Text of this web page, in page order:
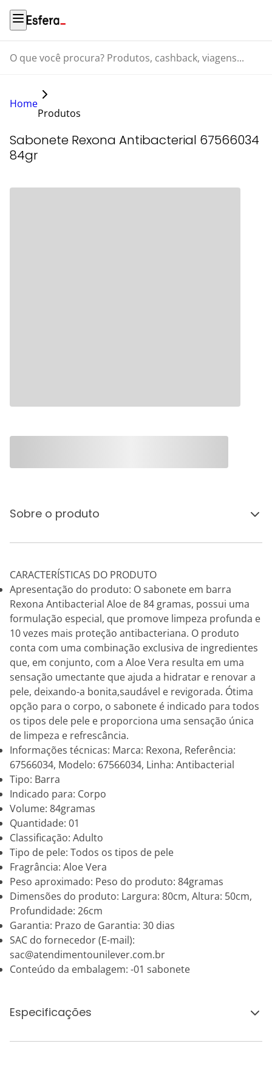
O que você procura? Produtos, cashback, viagens...
Home
Produtos
Sabonete Rexona Antibacterial 67566034
84gr
Sobre o produto
CARACTERÍSTICAS DO PRODUTO
Apresentação do produto: O sabonete em barra
Rexona Antibacterial Aloe de 84 gramas, possui uma
formulação especial, que promove limpeza profunda e
10 vezes mais proteção antibacteriana. O produto
conta com uma combinação exclusiva de ingredientes
que, em conjunto, com a Aloe Vera resulta em uma
sensação umectante que ajuda a hidratar e renovar a
pele, deixando-a bonita,saudável e revigorada. Ótima
opção para o corpo, o sabonete é indicado para todos
os tipos dele pele e proporciona uma sensação única
de limpeza e refrescância.
Informações técnicas: Marca: Rexona, Referência:
67566034, Modelo: 67566034, Linha: Antibacterial
Tipo: Barra
Indicado para: Corpo
Volume: 84gramas
Quantidade: 01
Classificação: Adulto
Tipo de pele: Todos os tipos de pele
Fragrância: Aloe Vera
Peso aproximado: Peso do produto: 84gramas
Dimensões do produto: Largura: 80cm, Altura: 50cm,
Profundidade: 26cm
Garantia: Prazo de Garantia: 30 dias
SAC do fornecedor (E-mail):
sac@atendimentounilever.com.br
Conteúdo da embalagem: -01 sabonete
Especificações